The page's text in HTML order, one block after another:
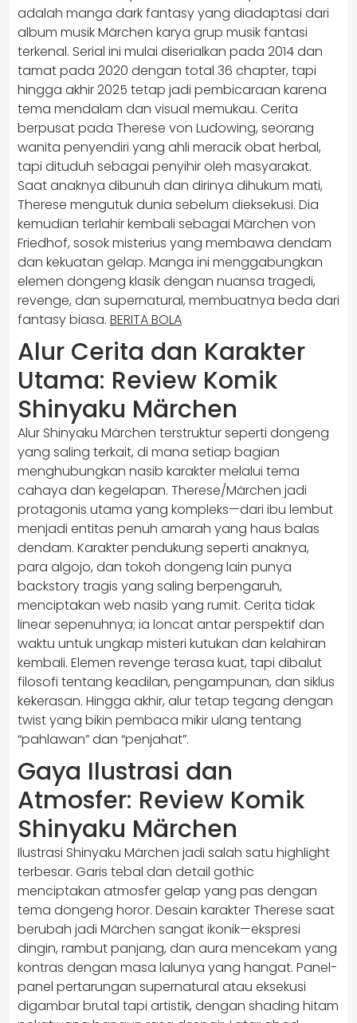
adalah manga dark fantasy yang diadaptasi dari
album musik Märchen karya grup musik fantasi
terkenal. Serial ini mulai diserialkan pada 2014 dan
tamat pada 2020 dengan total 36 chapter, tapi
hingga akhir 2025 tetap jadi pembicaraan karena
tema mendalam dan visual memukau. Cerita
berpusat pada Therese von Ludowing, seorang
wanita penyendiri yang ahli meracik obat herbal,
tapi dituduh sebagai penyihir oleh masyarakat.
Saat anaknya dibunuh dan dirinya dihukum mati,
Therese mengutuk dunia sebelum dieksekusi. Dia
kemudian terlahir kembali sebagai Märchen von
Friedhof, sosok misterius yang membawa dendam
dan kekuatan gelap. Manga ini menggabungkan
elemen dongeng klasik dengan nuansa tragedi,
revenge, dan supernatural, membuatnya beda dari
fantasy biasa. BERITA BOLA
Alur Cerita dan Karakter
Utama: Review Komik
Shinyaku Märchen
Alur Shinyaku Märchen terstruktur seperti dongeng
yang saling terkait, di mana setiap bagian
menghubungkan nasib karakter melalui tema
cahaya dan kegelapan. Therese/Märchen jadi
protagonis utama yang kompleks—dari ibu lembut
menjadi entitas penuh amarah yang haus balas
dendam. Karakter pendukung seperti anaknya,
para algojo, dan tokoh dongeng lain punya
backstory tragis yang saling berpengaruh,
menciptakan web nasib yang rumit. Cerita tidak
linear sepenuhnya; ia loncat antar perspektif dan
waktu untuk ungkap misteri kutukan dan kelahiran
kembali. Elemen revenge terasa kuat, tapi dibalut
filosofi tentang keadilan, pengampunan, dan siklus
kekerasan. Hingga akhir, alur tetap tegang dengan
twist yang bikin pembaca mikir ulang tentang
“pahlawan” dan “penjahat”.
Gaya Ilustrasi dan
Atmosfer: Review Komik
Shinyaku Märchen
Ilustrasi Shinyaku Märchen jadi salah satu highlight
terbesar. Garis tebal dan detail gothic
menciptakan atmosfer gelap yang pas dengan
tema dongeng horor. Desain karakter Therese saat
berubah jadi Märchen sangat ikonik—ekspresi
dingin, rambut panjang, dan aura mencekam yang
kontras dengan masa lalunya yang hangat. Panel-
panel pertarungan supernatural atau eksekusi
digambar brutal tapi artistik, dengan shading hitam